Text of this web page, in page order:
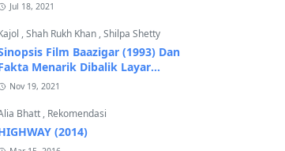
Jul 18, 2021
,Shah Rukh Khan ,Shilpa Shetty
Film Baazigar (1993) Dan
Menarik Dibalik Layar
Nov 19, 2021
Bhatt , Rekomendasi
(2014)